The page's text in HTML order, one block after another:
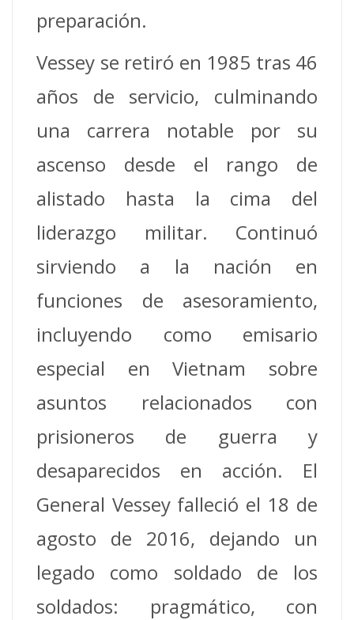
preparación.
Vessey se retiró en 1985 tras 46
años de servicio, culminando
una carrera notable por su
ascenso desde el rango de
alistado hasta la cima del
liderazgo militar. Continuó
sirviendo a la nación en
funciones de asesoramiento,
incluyendo como emisario
especial en Vietnam sobre
asuntos relacionados con
prisioneros de guerra y
desaparecidos en acción. El
General Vessey falleció el 18 de
agosto de 2016, dejando un
legado como soldado de los
soldados: pragmático, con